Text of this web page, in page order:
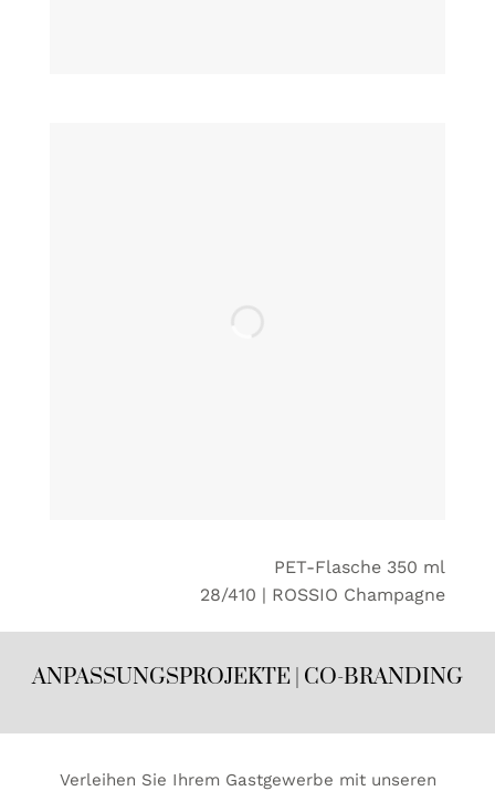
PET-Flasche 350 ml
28/410 | ROSSIO Champagne
ANPASSUNGSPROJEKTE | CO-BRANDING
Verleihen Sie Ihrem Gastgewerbe mit unseren